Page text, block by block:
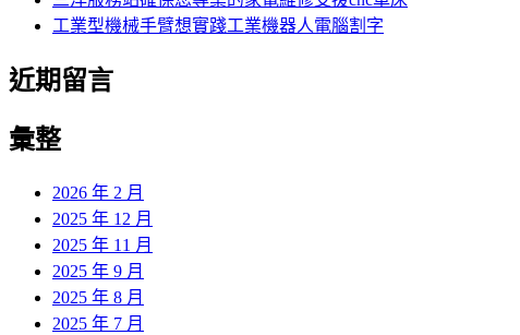
工業型機械手臂想實踐工業機器人電腦割字
近期留言
彙整
2026 年 2 月
2025 年 12 月
2025 年 11 月
2025 年 9 月
2025 年 8 月
2025 年 7 月